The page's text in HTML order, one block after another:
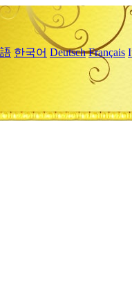
한국어 Deutsch Français